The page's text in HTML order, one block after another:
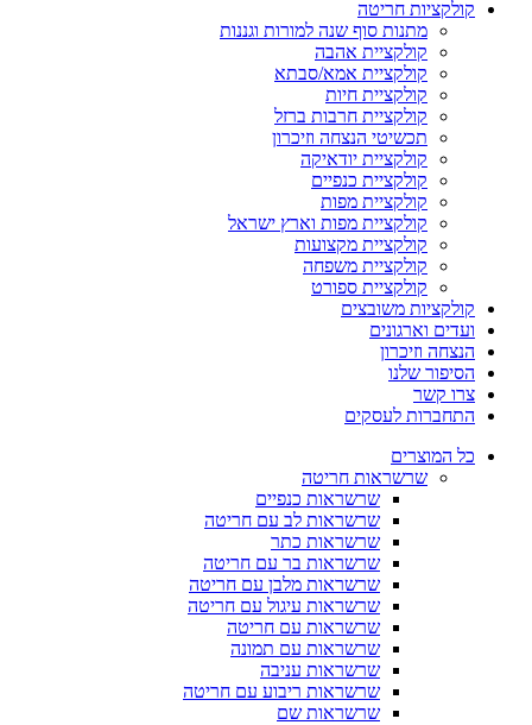
קולקציות חריטה
מתנות סוף שנה למורות וגננות
קולקציית אהבה
קולקציית אמא/סבתא
קולקציית חיות
קולקציית חרבות ברזל
תכשיטי הנצחה וזיכרון
קולקציית יודאיקה
קולקציית כנפיים
קולקציית מפות
קולקציית מפות וארץ ישראל
קולקציית מקצועות
קולקציית משפחה
קולקציית ספורט
קולקציות משובצים
ועדים וארגונים
הנצחה וזיכרון
הסיפור שלנו
צרו קשר
התחברות לעסקים
כל המוצרים
שרשראות חריטה
שרשראות כנפיים
שרשראות לב עם חריטה
שרשראות כתר
שרשראות בר עם חריטה
שרשראות מלבן עם חריטה
שרשראות עיגול עם חריטה
שרשראות עם חריטה
שרשראות עם תמונה
שרשראות עניבה
שרשראות ריבוע עם חריטה
שרשראות שם